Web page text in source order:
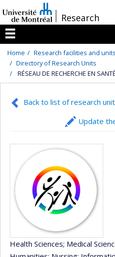
au
contenu
/Research
Menu
Home Research facilities and units
Directory of Research Units
RÉSEAU DE RECHERCHE EN
Back to list of research
Update
Health Sciences; Medical